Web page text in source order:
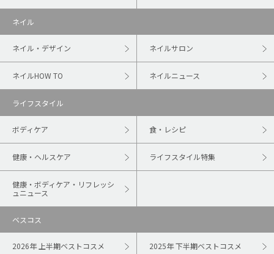
ネイル
ネイル・デザイン ネイルサロン
ネイルHOW TO ネイルニュース
ライフスタイル
ボディケア 食・レシピ
健康・ヘルスケア ライフスタイル特集
健康・ボディケア・リフレッシ
ュニュース
ベスコス
2026年 上半期ベストコスメ 2025年 下半期ベストコスメ